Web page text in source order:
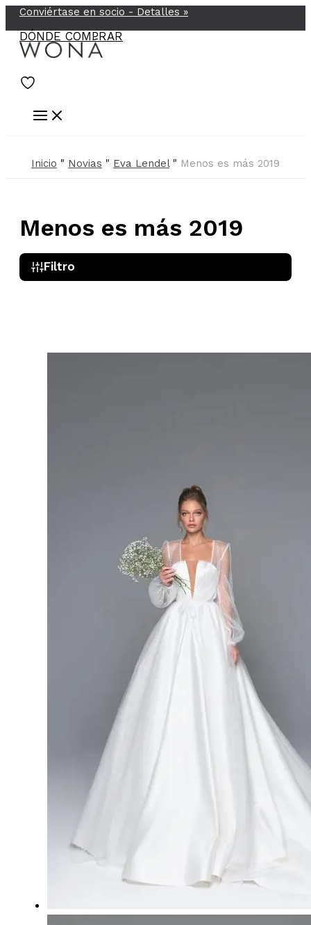
al
contenido
Conviértase en socio - Detalles »
DÓNDE COMPRAR
Inicio " Novias " Eva Lendel" Menos es más 2019
Menos es más 2019
Filtro